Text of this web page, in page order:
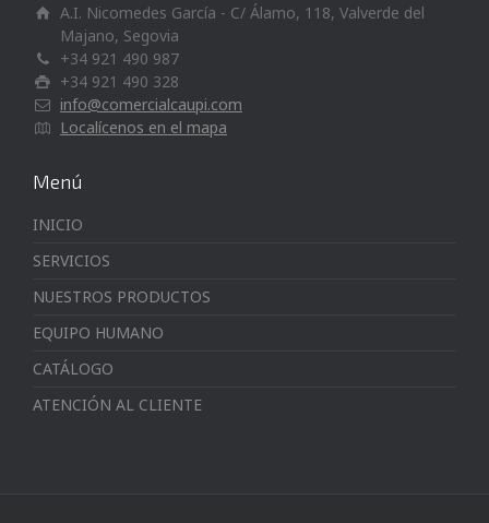
A.I. Nicomedes García - C/ Álamo, 118, Valverde del
Majano, Segovia
+34 921 490 987
+34 921 490 328
info@comercialcaupi.com
Localícenos en el mapa
Menú
INICIO
SERVICIOS
NUESTROS PRODUCTOS
EQUIPO HUMANO
CATÁLOGO
ATENCIÓN AL CLIENTE